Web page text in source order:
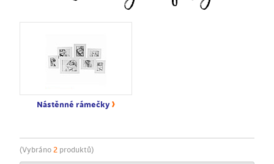
Nástěnné rámečky ›
(Vybráno 2 produktů)